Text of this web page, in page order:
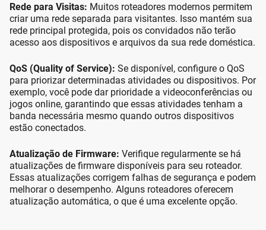
Rede para Visitas: Muitos roteadores modernos permitem
criar uma rede separada para visitantes. Isso mantém sua
rede principal protegida, pois os convidados não terão
acesso aos dispositivos e arquivos da sua rede doméstica.
QoS (Quality of Service): Se disponível, configure o QoS
para priorizar determinadas atividades ou dispositivos. Por
exemplo, você pode dar prioridade a videoconferências ou
jogos online, garantindo que essas atividades tenham a
banda necessária mesmo quando outros dispositivos
estão conectados.
Atualização de Firmware: Verifique regularmente se há
atualizações de firmware disponíveis para seu roteador.
Essas atualizações corrigem falhas de segurança e podem
melhorar o desempenho. Alguns roteadores oferecem
atualização automática, o que é uma excelente opção.